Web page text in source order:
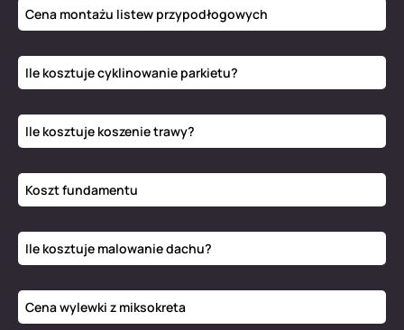
Cena montażu listew przypodłogowych
Ile kosztuje cyklinowanie parkietu?
Ile kosztuje koszenie trawy?
Koszt fundamentu
Ile kosztuje malowanie dachu?
Cena wylewki z miksokreta